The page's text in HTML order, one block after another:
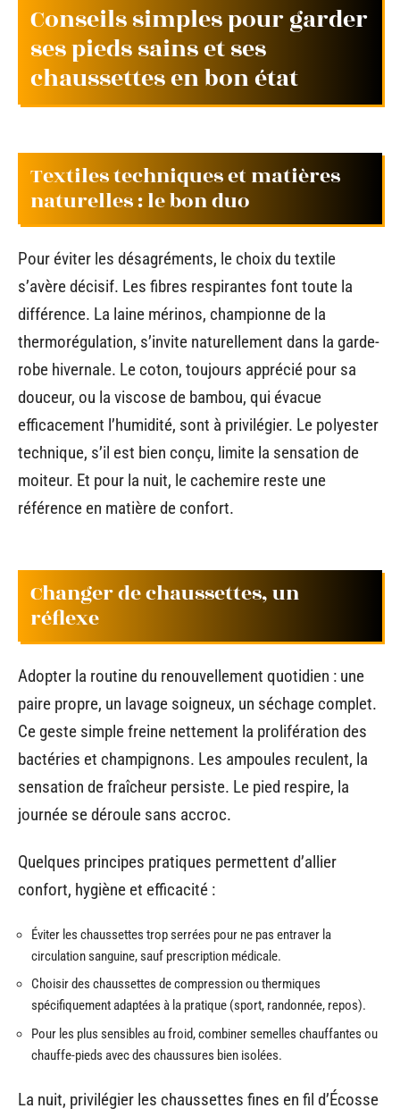
Conseils simples pour garder
ses pieds sains et ses
chaussettes en bon état
Textiles techniques et matières
naturelles : le bon duo
Pour éviter les désagréments, le choix du textile
s’avère décisif. Les fibres respirantes font toute la
différence. La laine mérinos, championne de la
thermorégulation, s’invite naturellement dans la garde-
robe hivernale. Le coton, toujours apprécié pour sa
douceur, ou la viscose de bambou, qui évacue
efficacement l’humidité, sont à privilégier. Le polyester
technique, s’il est bien conçu, limite la sensation de
moiteur. Et pour la nuit, le cachemire reste une
référence en matière de confort.
Changer de chaussettes, un
réflexe
Adopter la routine du renouvellement quotidien : une
paire propre, un lavage soigneux, un séchage complet.
Ce geste simple freine nettement la prolifération des
bactéries et champignons. Les ampoules reculent, la
sensation de fraîcheur persiste. Le pied respire, la
journée se déroule sans accroc.
Quelques principes pratiques permettent d’allier
confort, hygiène et efficacité :
Éviter les chaussettes trop serrées pour ne pas entraver la
circulation sanguine, sauf prescription médicale.
Choisir des chaussettes de compression ou thermiques
spécifiquement adaptées à la pratique (sport, randonnée, repos).
Pour les plus sensibles au froid, combiner semelles chauffantes ou
chauffe-pieds avec des chaussures bien isolées.
La nuit, privilégier les chaussettes fines en fil d’Écosse